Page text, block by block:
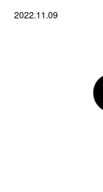
2022.11.09